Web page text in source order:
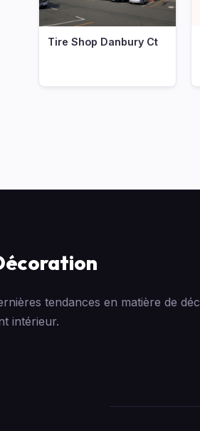
Tire Shop Danbury Ct
tendances en matière de
intérieur.